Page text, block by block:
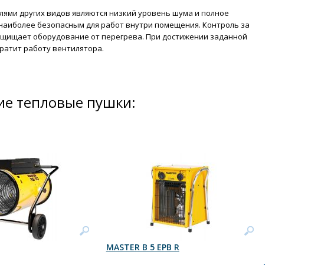
других видов являются низкий уровень шума и полное
безопасным для работ внутри помещения. Контроль за
оборудование от перегрева. При достижении заданной
работу вентилятора.
тепловые пушки:
MASTER B 5 EPB R